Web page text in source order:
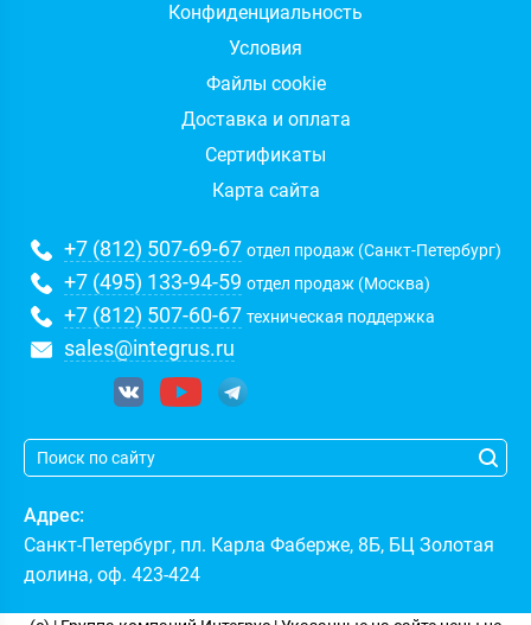
Конфиденциальность
Условия
Файлы cookie
Доставка и оплата
Сертификаты
Карта сайта
+7 (812) 507-69-67 отдел продаж (Санкт-Петербург)
+7 (495) 133-94-59 отдел продаж (Москва)
+7 (812) 507-60-67 техническая поддержка
sales@integrus.ru
Адрес:
Санкт-Петербург, пл. Карла Фаберже, 8Б, БЦ Золотая
долина, оф. 423-424